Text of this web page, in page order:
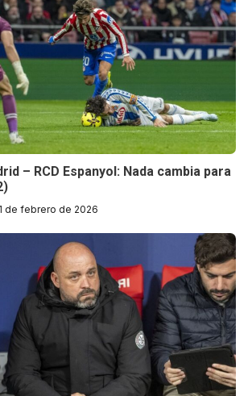
– RCD Espanyol: Nada cambia para
de febrero de 2026